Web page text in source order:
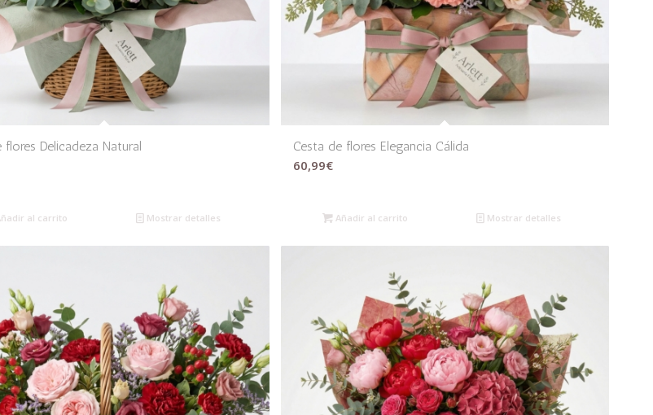
flores Delicadeza Natural
al carrito Mostrar detalles
Cesta de flores Elegancia Cálida
60,99€
Añadir al carrito Mostrar detalles